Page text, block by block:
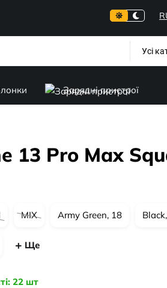
Усі
Зарядні пристрої
13 Pro Max
MIX Army Green, 18
Ще
22 шт